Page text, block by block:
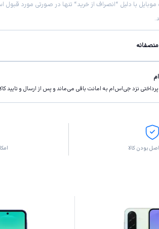
نزد جی‌اس‌ام به امانت باقى مى‌ماند و پس از ارسال و
بودن کالا